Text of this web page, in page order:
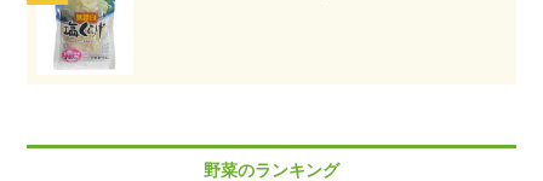
野菜のランキング